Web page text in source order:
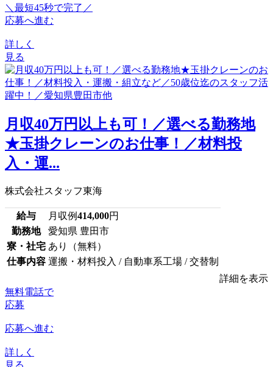
＼最短45秒で完了／
応募へ進む
詳しく
見る
月収40万円以上も可！／選べる勤務地
★玉掛クレーンのお仕事！／材料投
入・運...
株式会社スタッフ東海
給与 月収例414,000円
勤務地
愛知県 豊田市
寮・社宅 あり（無料）
仕事内容 運搬・材料投入 / 自動車系工場 / 交替制
詳細を表示
無料電話で
応募
応募へ進む
詳しく
見る